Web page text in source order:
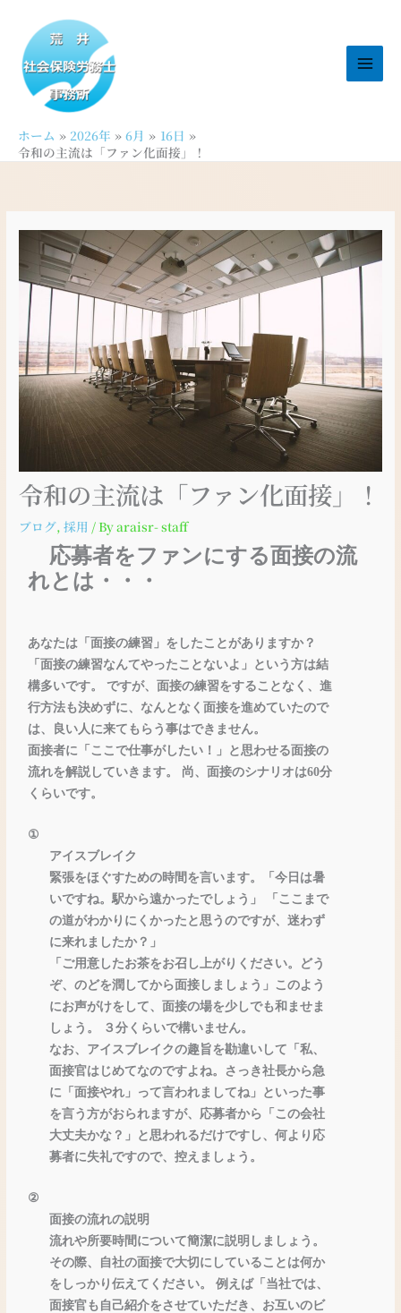
ホーム 2026年 6月
16日
令和の主流は「ファン化面接」！
令和の主流は「ファン化面接」！
ブログ,採用 / Byaraisr- staff
応募者をファンにする面接の流
れとは・・・
あなたは「面接の練習」をしたことがありますか？
「面接の練習なんてやったことないよ」という方は結
構多いです。 ですが、面接の練習をすることなく、進
行方法も決めずに、なんとなく面接を進めていたので
は、良い人に来てもらう事はできません。
面接者に「ここで仕事がしたい！」と思わせる面接の
流れを解説していきます。 尚、面接のシナリオは60分
くらいです。
①
アイスブレイク
緊張をほぐすための時間を言います。「今日は暑
いですね。駅から遠かったでしょう」 「ここまで
の道がわかりにくかったと思うのですが、迷わず
に来れましたか？」
「ご用意したお茶をお召し上がりください。どう
ぞ、のどを潤してから面接しましょう」このよう
にお声がけをして、面接の場を少しでも和ませま
しょう。 ３分くらいで構いません。
なお、アイスブレイクの趣旨を勘違いして「私、
面接官はじめてなのですよね。さっき社長から急
に「面接やれ」って言われましてね」といった事
を言う方がおられますが、応募者から「この会社
大丈夫かな？」と思われるだけですし、何より応
募者に失礼ですので、控えましょう。
②
面接の流れの説明
流れや所要時間について簡潔に説明しましょう。
その際、自社の面接で大切にしていることは何か
をしっかり伝えてください。 例えば「当社では、
面接官も自己紹介をさせていただき、お互いのビ